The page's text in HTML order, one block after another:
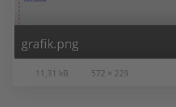
grafik.png
11,31 kB 572 × 229